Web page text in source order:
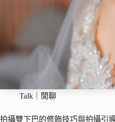
Talk｜閒聊
拍攝雙下巴的修飾技巧與拍攝引